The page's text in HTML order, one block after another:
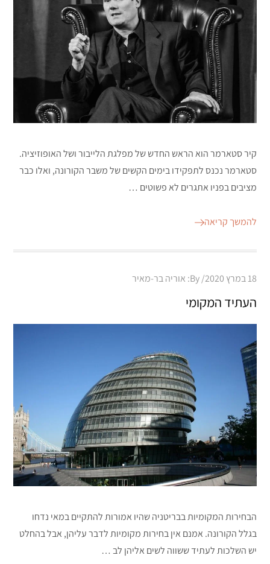
קיר סטארמר הוא הראש החדש של מפלגת הלייבור ושל האופוזיציה.
סטארמר נכנס לתפקידו בימים הקשים של משבר הקורונה, ואלו כבר
מציבים בפניו אתגרים לא פשוטים …
להמשך קריאה
Posted
18 במרץ 2020 By: אוריה בר-מאיר
העתיד המקומי
הבחירות המקומיות בבריטניה שהיו אמורות להתקיים במאי נדחו
בגלל הקורונה. אמנם אין בחירות מקומיות לדבר עליהן, אבל בהחלט
יש השלכות לעתיד ששווה לשים אליהן לב …